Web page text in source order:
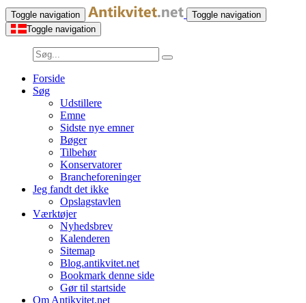
Toggle navigation
Toggle navigation
Toggle navigation
Forside
Søg
Udstillere
Emne
Sidste nye emner
Bøger
Tilbehør
Konservatorer
Brancheforeninger
Jeg fandt det ikke
Opslagstavlen
Værktøjer
Nyhedsbrev
Kalenderen
Sitemap
Blog.antikvitet.net
Bookmark denne side
Gør til startside
Om Antikvitet.net